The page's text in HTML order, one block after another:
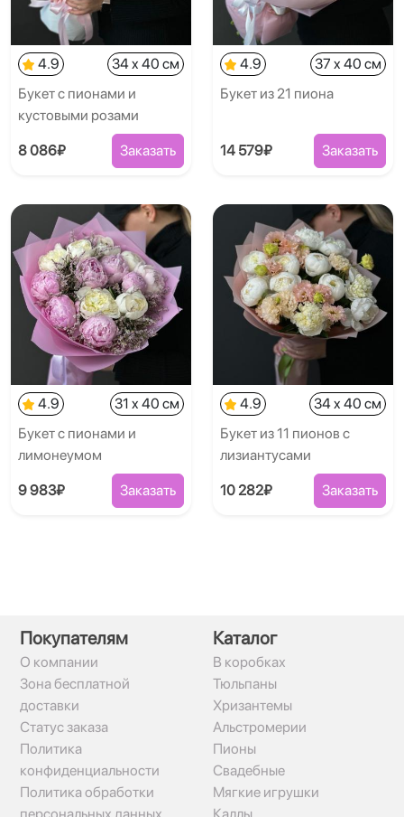
4.9
34 x 40 см
Букет с пионами и
кустовыми розами
8 086₽ Заказать
4.9
37 x 40 см
Букет из 21 пиона
14 579₽ Заказать
4.9
31 x 40 см
Букет с пионами и
лимонеумом
9 983₽ Заказать
4.9
34 x 40 см
Букет из 11 пионов с
лизиантусами
10 282₽ Заказать
Покупателям
О компании
Зона бесплатной
доставки
Статус заказа
Политика
конфиденциальности
Политика обработки
Каталог
В коробках
Тюльпаны
Хризантемы
Альстромерии
Пионы
Свадебные
Мягкие игрушки